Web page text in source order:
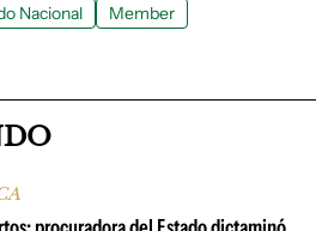
Nacional
Member